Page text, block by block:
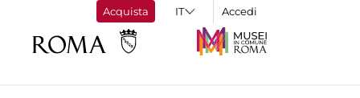
Acquista Accedi